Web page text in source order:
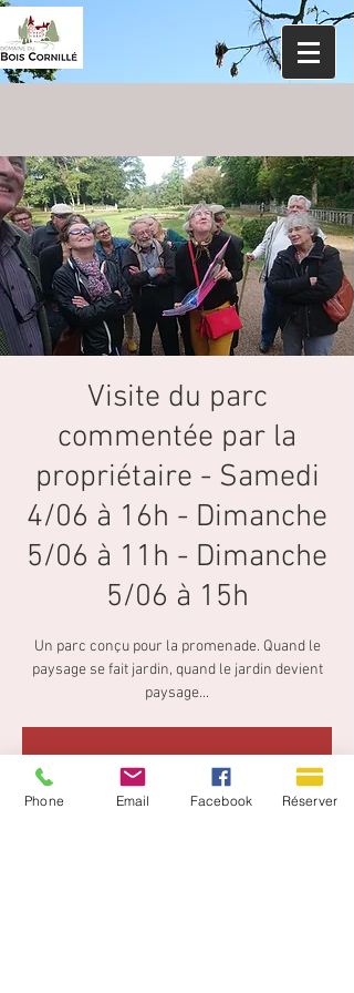
Visite du parc
commentée par la
propriétaire - Samedi
4/06 à 16h - Dimanche
5/06 à 11h - Dimanche
5/06 à 15h
Un parc conçu pour la promenade. Quand le
paysage se fait jardin, quand le jardin devient
paysage...
Aucun billet en vente
Voir d'autres événements
Phone Email Facebook Réserver